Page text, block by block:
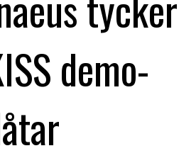
demo-